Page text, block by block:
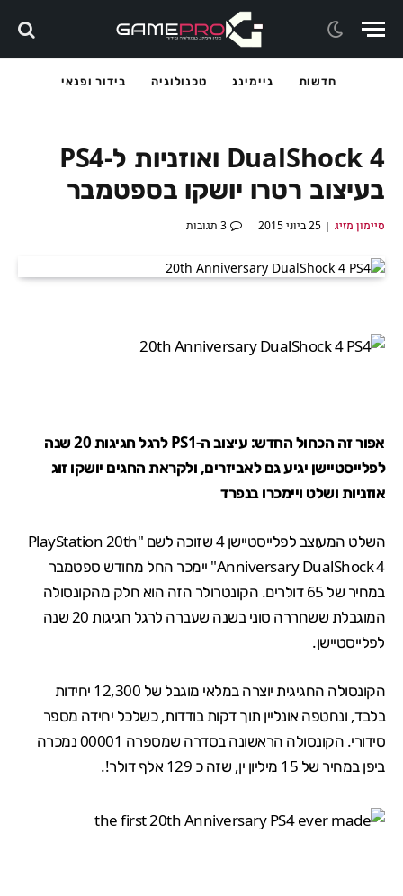
חדשות גיימינג טכנולוגיה בידור ופנאי
DualShock 4 ואוזניות ל-PS4
בעיצוב רטרו יושקו בספטמבר
סיימון מזיג 25 ביוני 2015 3 תגובות
אפור זה הכחול החדש: עיצוב ה-PS1 לרגל חגיגות 20 שנה
לפלייסטיישן יגיע גם לאביזרים, ולקראת החגים יושקו זוג
אוזניות ושלט ויימכרו בנפרד
השלט המעוצב לפלייסטיישן 4 שזוכה לשם "PlayStation 20th
Anniversary DualShock 4" יימכר החל מחודש ספטמבר
במחיר של 65 דולרים
. הקונטרולר הזה הוא חלק מהקונסולה
המוגבלת ששחררה סוני בשנה שעברה לרגל חגיגות 20 שנה
לפלייסטיישן.
הקונסולה החגיגית יוצרה במלאי מוגבל של 12,300 יחידות
בלבד, ונחטפה אונליין תוך דקות בודדות, כשלכל יחידה מספר
סידורי. הקונסולה הראשונה בסדרה שמספרה 00001 נמכרה
ביפן במחיר של 15 מיליון ין , שזה כ 129 אלף דולר!.